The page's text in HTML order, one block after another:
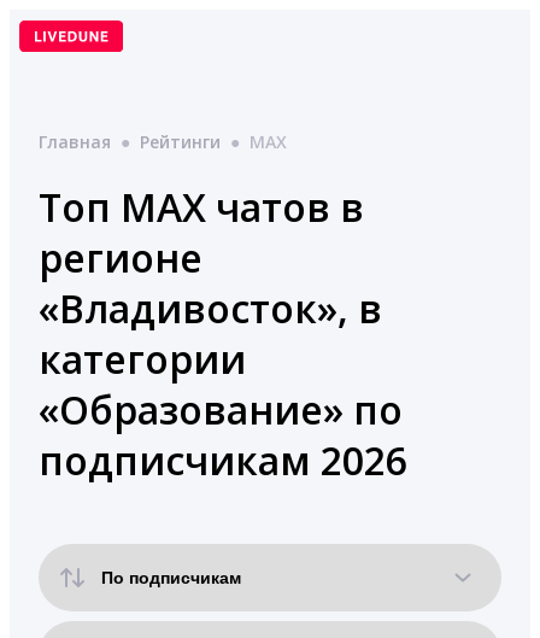
Перейти
Главная ● Рейтинги ● MAX
Топ MAX чатов в
регионе
«Владивосток», в
категории
«Образование» по
подписчикам 2026